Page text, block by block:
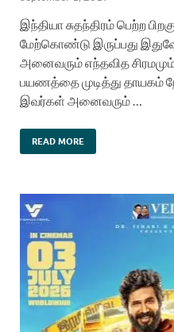
இந்தியா சுதந்திரம் பெற்ற
மேற்கொண்டு இருப்பது
அனைவரும் எந்தவித
பயணத்தை முடித்து
இவர்கள் அனைவரும் …
READ MORE